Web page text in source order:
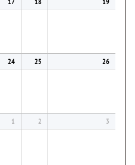
24 25 26
1 2 3